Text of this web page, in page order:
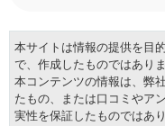
本サイトは情報の提供を目
で、作成したものではありま
本コンテンツの情報は、弊
たもの、または口コミやア
実性を保証したものではあり